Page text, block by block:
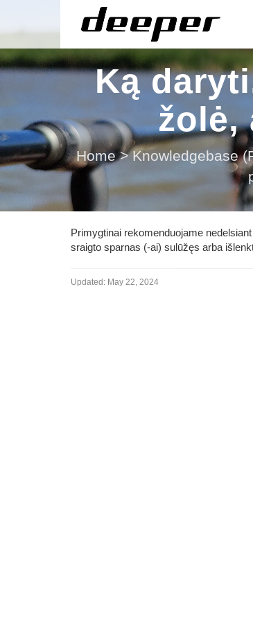
Ką
Home > Knowledgebase
Primygtinai rekomenduojame
sraigto sparnas (-ai) sulūžęs arba
Updated: May 22, 2024